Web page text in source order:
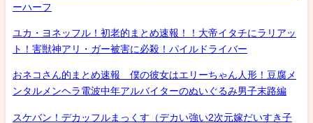
ーハーフ
ユカ・ヨネッフル！初老的まとめ速報！！大帝イタチにラリアッ
ト！害獣神アリ・ガー被害に必殺！パイルドライバー
おネコさん的まとめ速報 僕の彼女はエリーちゃん人形！豆腐メ
ンタルメンヘラ電波中年アルバイターのぬいぐるみ男子末路編
スケバン！デカッフルまっくす（デカい強い2次元嫁だいすき子